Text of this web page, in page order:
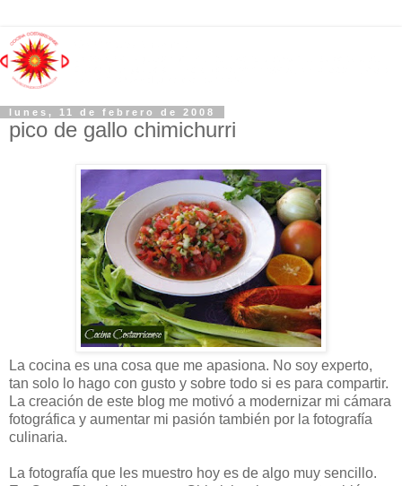
lunes, 11 de febrero de 2008
pico de gallo chimichurri
La cocina es una cosa que me apasiona. No soy experto,
tan solo lo hago con gusto y sobre todo si es para compartir.
La creación de este blog me motivó a modernizar mi cámara
fotográfica y aumentar mi pasión también por la fotografía
culinaria.
La fotografía que les muestro hoy es de algo muy sencillo.